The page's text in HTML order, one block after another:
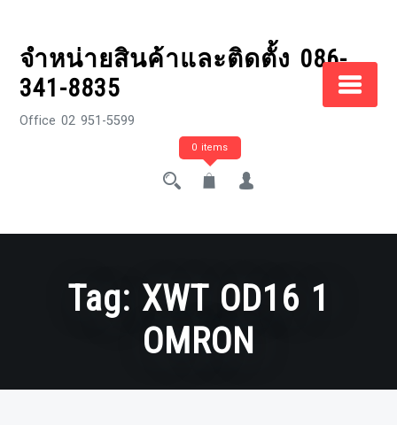
contentจำหน่ายสินค้าและติดตั้ง 086-
341-8835
Office 02 951-5599
0 items
Tag: XWT OD16 1
OMRON